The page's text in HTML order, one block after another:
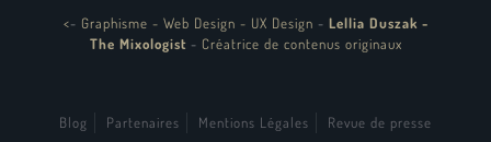
<- Graphisme - Web Design - UX Design - Lellia Duszak -
The Mixologist - Créatrice de contenus originaux
Blog Partenaires Mentions Légales Revue de presse